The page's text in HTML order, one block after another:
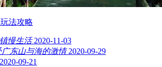
法攻略
慢生活 2020-11-03
东山与海的激情 2020-09-29
2020-09-21